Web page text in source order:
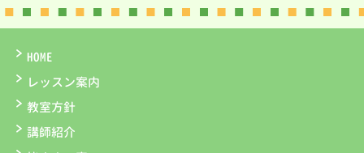
HOME
レッスン案内
教室方針
講師紹介